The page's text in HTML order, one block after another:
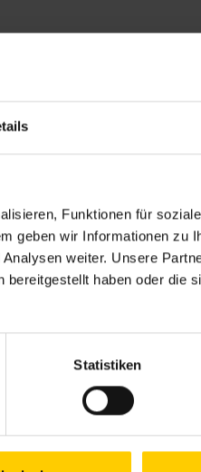
Funktionen für
geben wir Informationen zu
weiter. Unsere
haben oder die
Statistiken
Öffnungszeiten
09.00–12.00 &
Schließtage: